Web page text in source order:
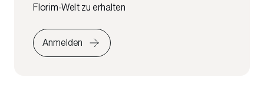
Florim-Welt zu erhalten
Anmelden